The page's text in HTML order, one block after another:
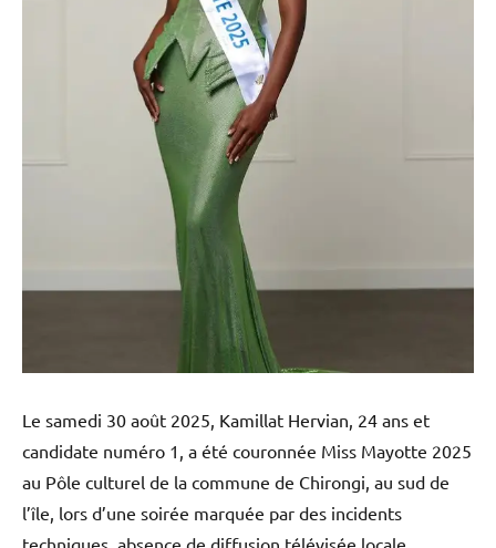
Le samedi 30 août 2025, Kamillat Hervian, 24 ans et
candidate numéro 1, a été couronnée Miss Mayotte 2025
au Pôle culturel de la commune de Chirongi, au sud de
l’île, lors d’une soirée marquée par des incidents
techniques, absence de diffusion télévisée locale,